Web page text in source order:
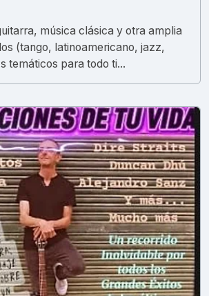
música clásica y otra amplia
(tango, latinoamericano, jazz,
temáticos para todo ti...